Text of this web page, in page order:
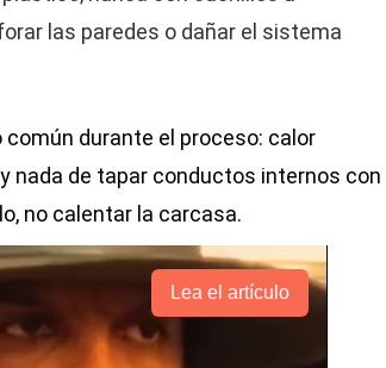
las paredes o dañar el sistema
durante el proceso: calor
nada de tapar conductos internos con
no calentar la carcasa.
Lea el artículo